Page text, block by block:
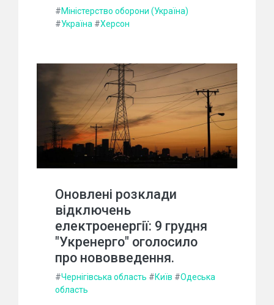
#Міністерство оборони (Україна)
#Україна #Херсон
Оновлені розклади
відключень
електроенергії: 9 грудня
"Укренерго" оголосило
про нововведення.
#Чернігівська область #Київ #Одеська
область